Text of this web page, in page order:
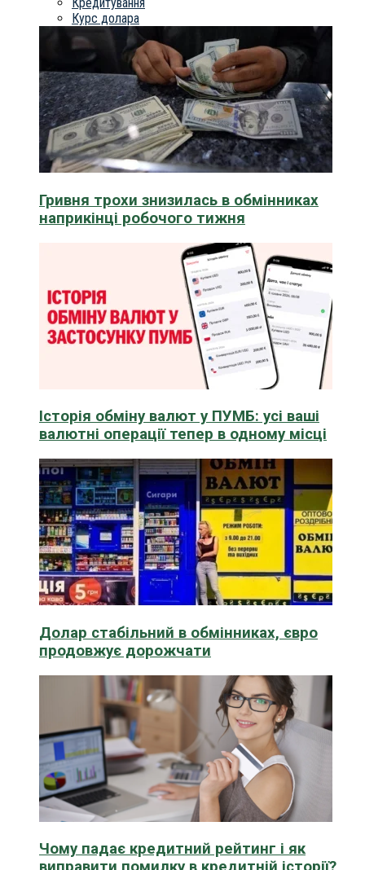
Курс долара
Гривня трохи знизилась в обмінниках
наприкінці робочого тижня
Історія обміну валют у ПУМБ: усі ваші
валютні операції тепер в одному місці
Долар стабільний в обмінниках, євро
продовжує дорожчати
Чому падає кредитний рейтинг і як